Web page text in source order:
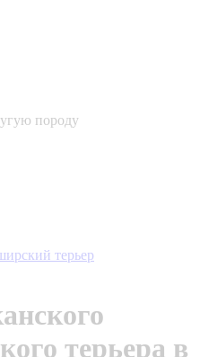
породу
терьер
терьера в